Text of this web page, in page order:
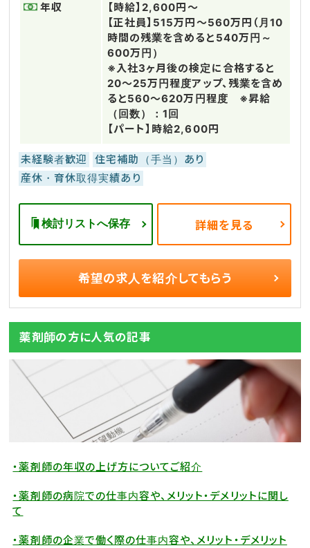
年収
【時給】2,600円～
【正社員】515万円～560万円（月10
時間の残業を含めると540万円～
600万円）
※入社3ヶ月後の検定に合格すると
20～25万円程度アップ、残業を含め
ると560～620万円程度 ※昇給
（回数）：1回
【パート】時給2,600円
未経験者歓迎
住宅補助（手当）あり
産休・育休取得実績あり
検討リストへ保存 詳細を見る
希望の求人を紹介してもらう
薬剤師の方に人気の記事
・薬剤師の年収の上げ方についてご紹介
・薬剤師の病院での仕事内容や、メリット・デメリットに関し
て
・薬剤師の企業で働く際の仕事内容や、メリット・デメリット